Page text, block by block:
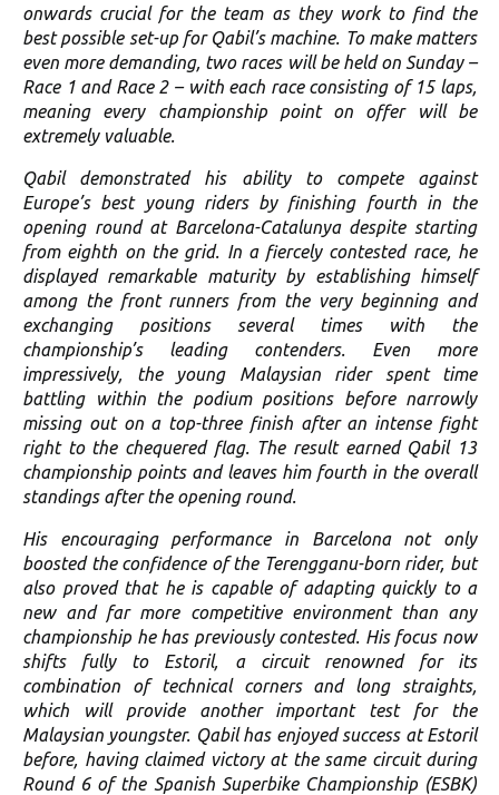
onwards crucial for the team as they work to find the
best possible set-up for Qabil’s machine. To make matters
even more demanding, two races will be held on Sunday –
Race 1 and Race 2 – with each race consisting of 15 laps,
meaning every championship point on offer will be
extremely valuable.
Qabil demonstrated his ability to compete against
Europe’s best young riders by finishing fourth in the
opening round at Barcelona-Catalunya despite starting
from eighth on the grid. In a fiercely contested race, he
displayed remarkable maturity by establishing himself
among the front runners from the very beginning and
exchanging positions several times with the
championship’s leading contenders. Even more
impressively, the young Malaysian rider spent time
battling within the podium positions before narrowly
missing out on a top-three finish after an intense fight
right to the chequered flag. The result earned Qabil 13
championship points and leaves him fourth in the overall
standings after the opening round.
His encouraging performance in Barcelona not only
boosted the confidence of the Terengganu-born rider, but
also proved that he is capable of adapting quickly to a
new and far more competitive environment than any
championship he has previously contested. His focus now
shifts fully to Estoril, a circuit renowned for its
combination of technical corners and long straights,
which will provide another important test for the
Malaysian youngster. Qabil has enjoyed success at Estoril
before, having claimed victory at the same circuit during
Round 6 of the Spanish Superbike Championship (ESBK)